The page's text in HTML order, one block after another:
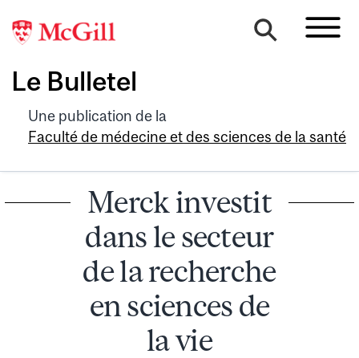
Le Bulletel
Une publication de la
Faculté de médecine et des sciences de la santé
Merck investit
dans le secteur
de la recherche
en sciences de
la vie